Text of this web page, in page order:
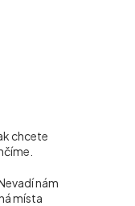
chcete
nám
místa